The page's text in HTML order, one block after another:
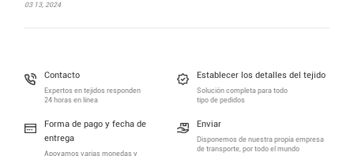
03 13, 2024
Contacto
Expertos en tejidos responden
24 horas en línea
Establecer los detalles del tejido
Solución completa para todo
tipo de pedidos
Forma de pago y fecha de
entrega
Apoyamos varias monedas y
Enviar
Disponemos de nuestra propia empresa
de transporte, por todo el mundo